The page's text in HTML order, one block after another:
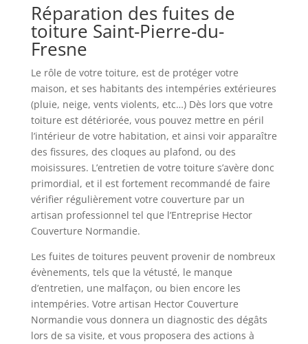
Réparation des fuites de
toiture Saint-Pierre-du-
Fresne
Le rôle de votre toiture, est de protéger votre
maison, et ses habitants des intempéries extérieures
(pluie, neige, vents violents, etc…) Dès lors que votre
toiture est détériorée, vous pouvez mettre en péril
l’intérieur de votre habitation, et ainsi voir apparaître
des fissures, des cloques au plafond, ou des
moisissures. L’entretien de votre toiture s’avère donc
primordial, et il est fortement recommandé de faire
vérifier régulièrement votre couverture par un
artisan professionnel tel que l’Entreprise Hector
Couverture Normandie.
Les fuites de toitures peuvent provenir de nombreux
évènements, tels que la vétusté, le manque
d’entretien, une malfaçon, ou bien encore les
intempéries. Votre artisan Hector Couverture
Normandie vous donnera un diagnostic des dégâts
lors de sa visite, et vous proposera des actions à